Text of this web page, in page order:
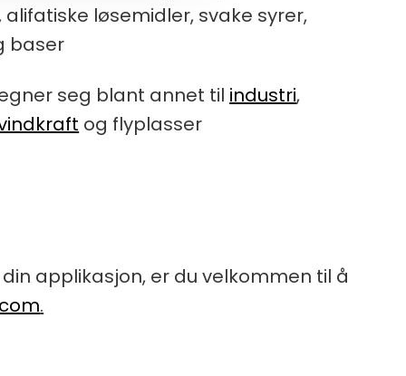
alifatiske løsemidler, svake syrer,
baser
egner seg blant annet til industri,
og flyplasser
applikasjon, er du velkommen til å
.